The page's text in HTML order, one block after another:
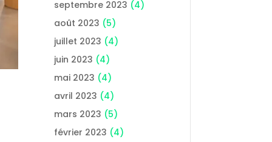
septembre 2023 (4)
août 2023 (5)
juillet 2023 (4)
juin 2023 (4)
mai 2023 (4)
avril 2023 (4)
mars 2023 (5)
février 2023 (4)